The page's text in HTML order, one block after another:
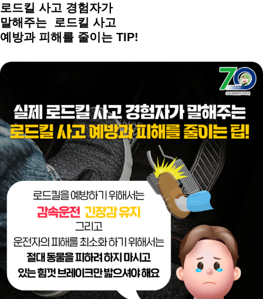
로드킬 사고 경험자가
말해주는 로드킬 사고
예방과 피해를 줄이는 TIP!